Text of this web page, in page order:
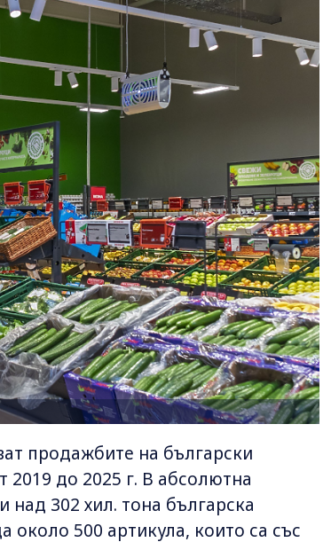
продажбите на български
2019 до 2025 г. В абсолютна
над 302 хил. тона българска
500 артикула, които са със